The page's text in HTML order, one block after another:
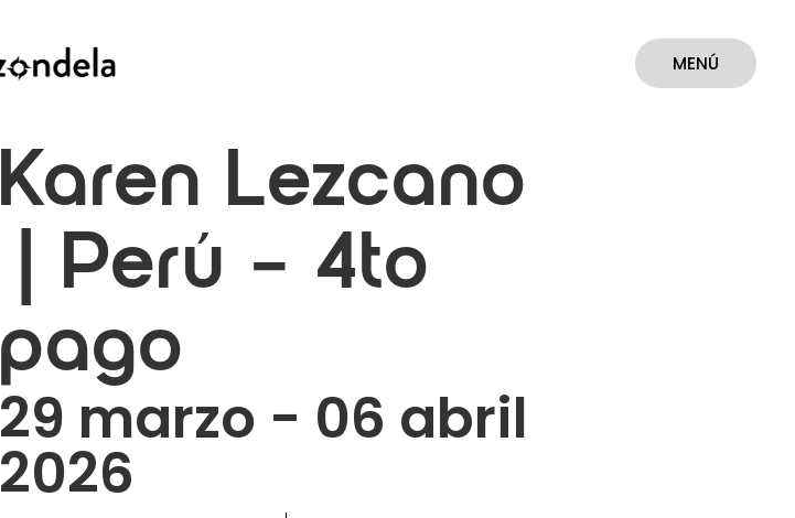
MENÚ
Karen Lezcano
| Perú – 4to
pago
29 marzo - 06 abril
2026